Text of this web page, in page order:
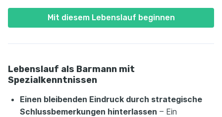
Mit diesem Lebenslauf beginnen
Lebenslauf als Barmann mit
Spezialkenntnissen
Einen bleibenden Eindruck durch strategische
Schlussbemerkungen hinterlassen – Ein